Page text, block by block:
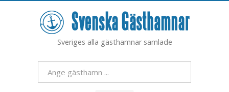
Sveriges alla gästhamnar samlade